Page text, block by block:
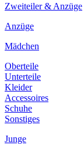
Zweiteiler & Anzüge
Anzüge
Mädchen
Oberteile
Unterteile
Kleider
Accessoires
Schuhe
Sonstiges
Junge